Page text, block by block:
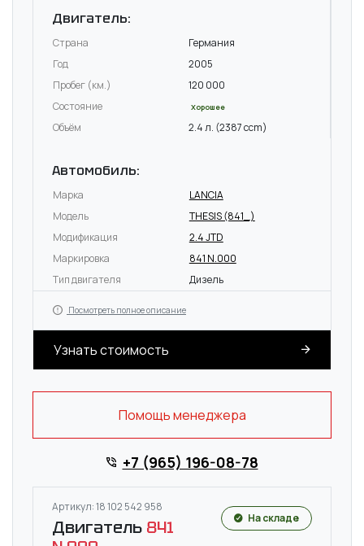
Двигатель:
Страна
Германия
Год
2005
Пробег (км.)
120 000
Состояние
Хорошее
Объём 2.4 л. (2387 ccm)
Автомобиль:
Марка
LANCIA
Модель
THESIS (841_)
Модификация
2.4 JTD
Маркировка
841 N.000
Тип двигателя
Дизель
Посмотреть полное описание
Узнать стоимость
Помощь менеджера
+7 (965) 196-08-78
Артикул: 18 102 542 958
Двигатель 841
На складе